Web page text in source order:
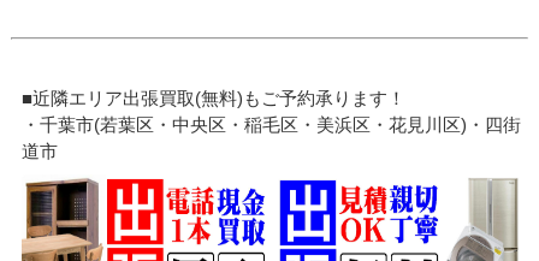
■近隣エリア出張買取(無料)もご予約承ります！
・千葉市(若葉区・中央区・稲毛区・美浜区・花見川区)・四街
道市